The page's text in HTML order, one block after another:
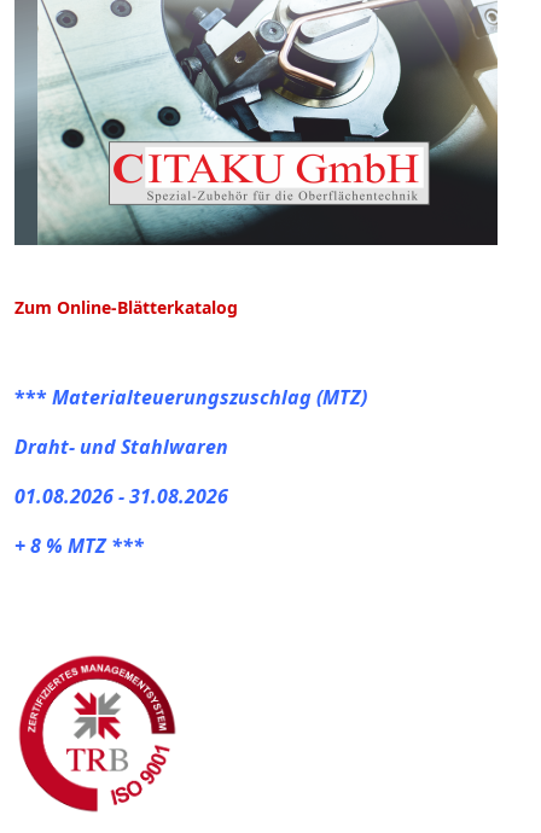
Zum Online-Blätterkatalog
***Materialteuerungszuschlag (MTZ)
Draht- und Stahlwaren
01.08.2026 - 31.08.2026
+ 8 % MTZ ***